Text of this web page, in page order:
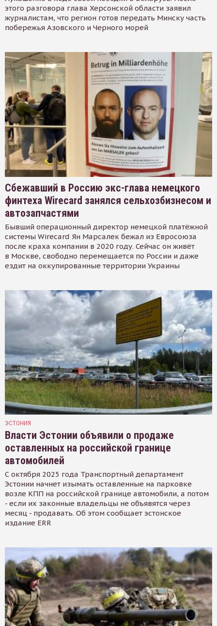
этого разговора глава Херсонской области заявил
журналистам, что регион готов передать Минску часть
побережья Азовского и Черного морей
Сбежавший в Россию экс-глава немецкого
финтеха Wirecard занялся сельхозбизнесом и
автозапчастями
Бывший операционный директор немецкой платёжной
системы Wirecard Ян Марсалек бежал из Евросоюза
после краха компании в 2020 году. Сейчас он живёт
в Москве, свободно перемещается по России и даже
ездит на оккупированные территории Украины
ЭСТОНИЯ
Власти Эстонии объявили о продаже
оставленных на российской границе
автомобилей
С октября 2025 года Транспортный департамент
Эстонии начнет изымать оставленные на парковке
возле КПП на российской границе автомобили, а потом
- если их законные владельцы не объявятся через
месяц - продавать. Об этом сообщает эстонское
издание ERR